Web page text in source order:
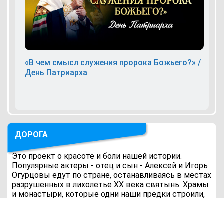
«В чем смысл служения пророка Божьего?» /
День Патриарха
ДОРОГА
Это проект о красоте и боли нашей истории.
Популярные актеры - отец и сын - Алексей и Игорь
Огурцовы едут по стране, останавливаясь в местах
разрушенных в лихолетье ХХ века святынь. Храмы
и монастыри, которые одни наши предки строили,